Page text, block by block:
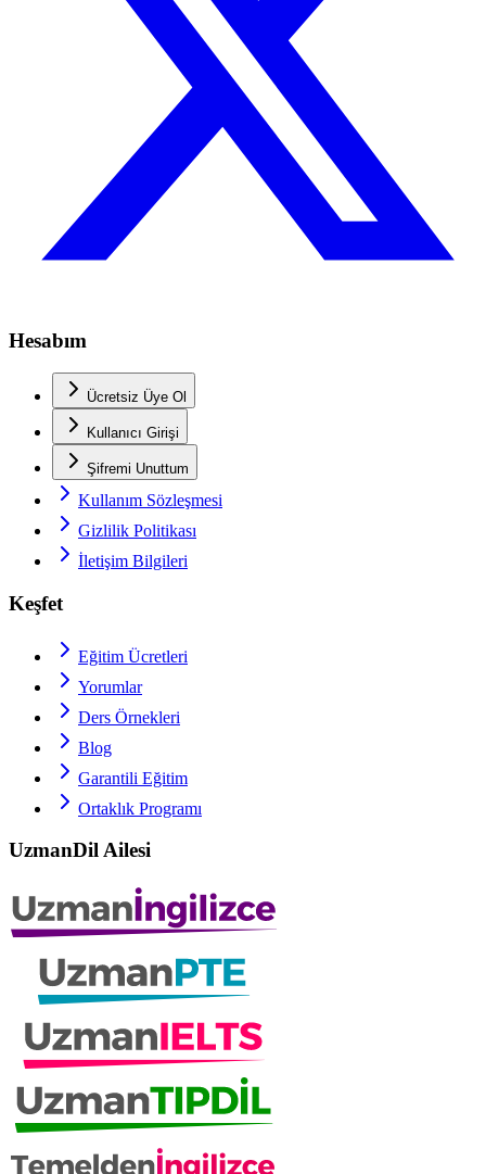
Hesabım
Ücretsiz Üye Ol
Kullanıcı Girişi
Şifremi Unuttum
Kullanım Sözleşmesi
Gizlilik Politikası
İletişim Bilgileri
Keşfet
Eğitim Ücretleri
Yorumlar
Ders Örnekleri
Blog
Garantili Eğitim
Ortaklık Programı
UzmanDil Ailesi